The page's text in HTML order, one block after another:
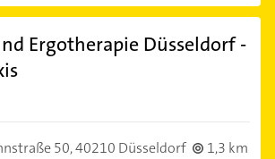
Ergotherapie Düsseldorf -
50,40210 Düsseldorf
1,3 km